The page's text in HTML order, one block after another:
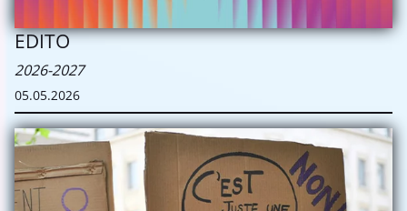
EDITO
2026-2027
05.05.2026